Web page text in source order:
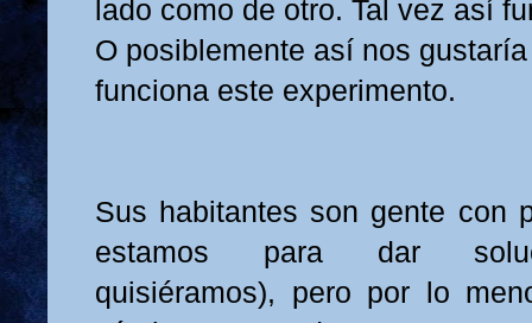
lado como de otro. Tal vez así
O posiblemente así nos
funciona este experimento.
Sus habitantes son gente con
estamos para dar
quisiéramos), pero por lo